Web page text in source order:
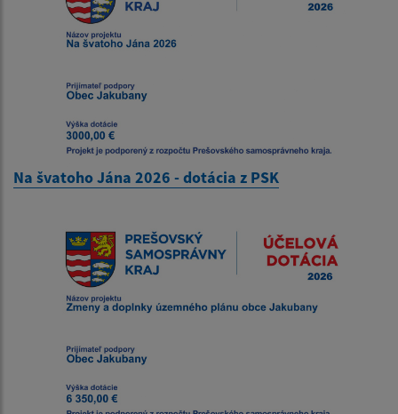
Na švatoho Jána 2026 - dotácia z PSK